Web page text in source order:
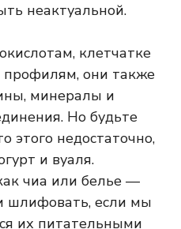
неактуальной.
клетчатке
они также
минералы и
Но будьте
этого недостаточно,
и вуаля.
чиа или белье —
шлифовать, если мы
их питательными